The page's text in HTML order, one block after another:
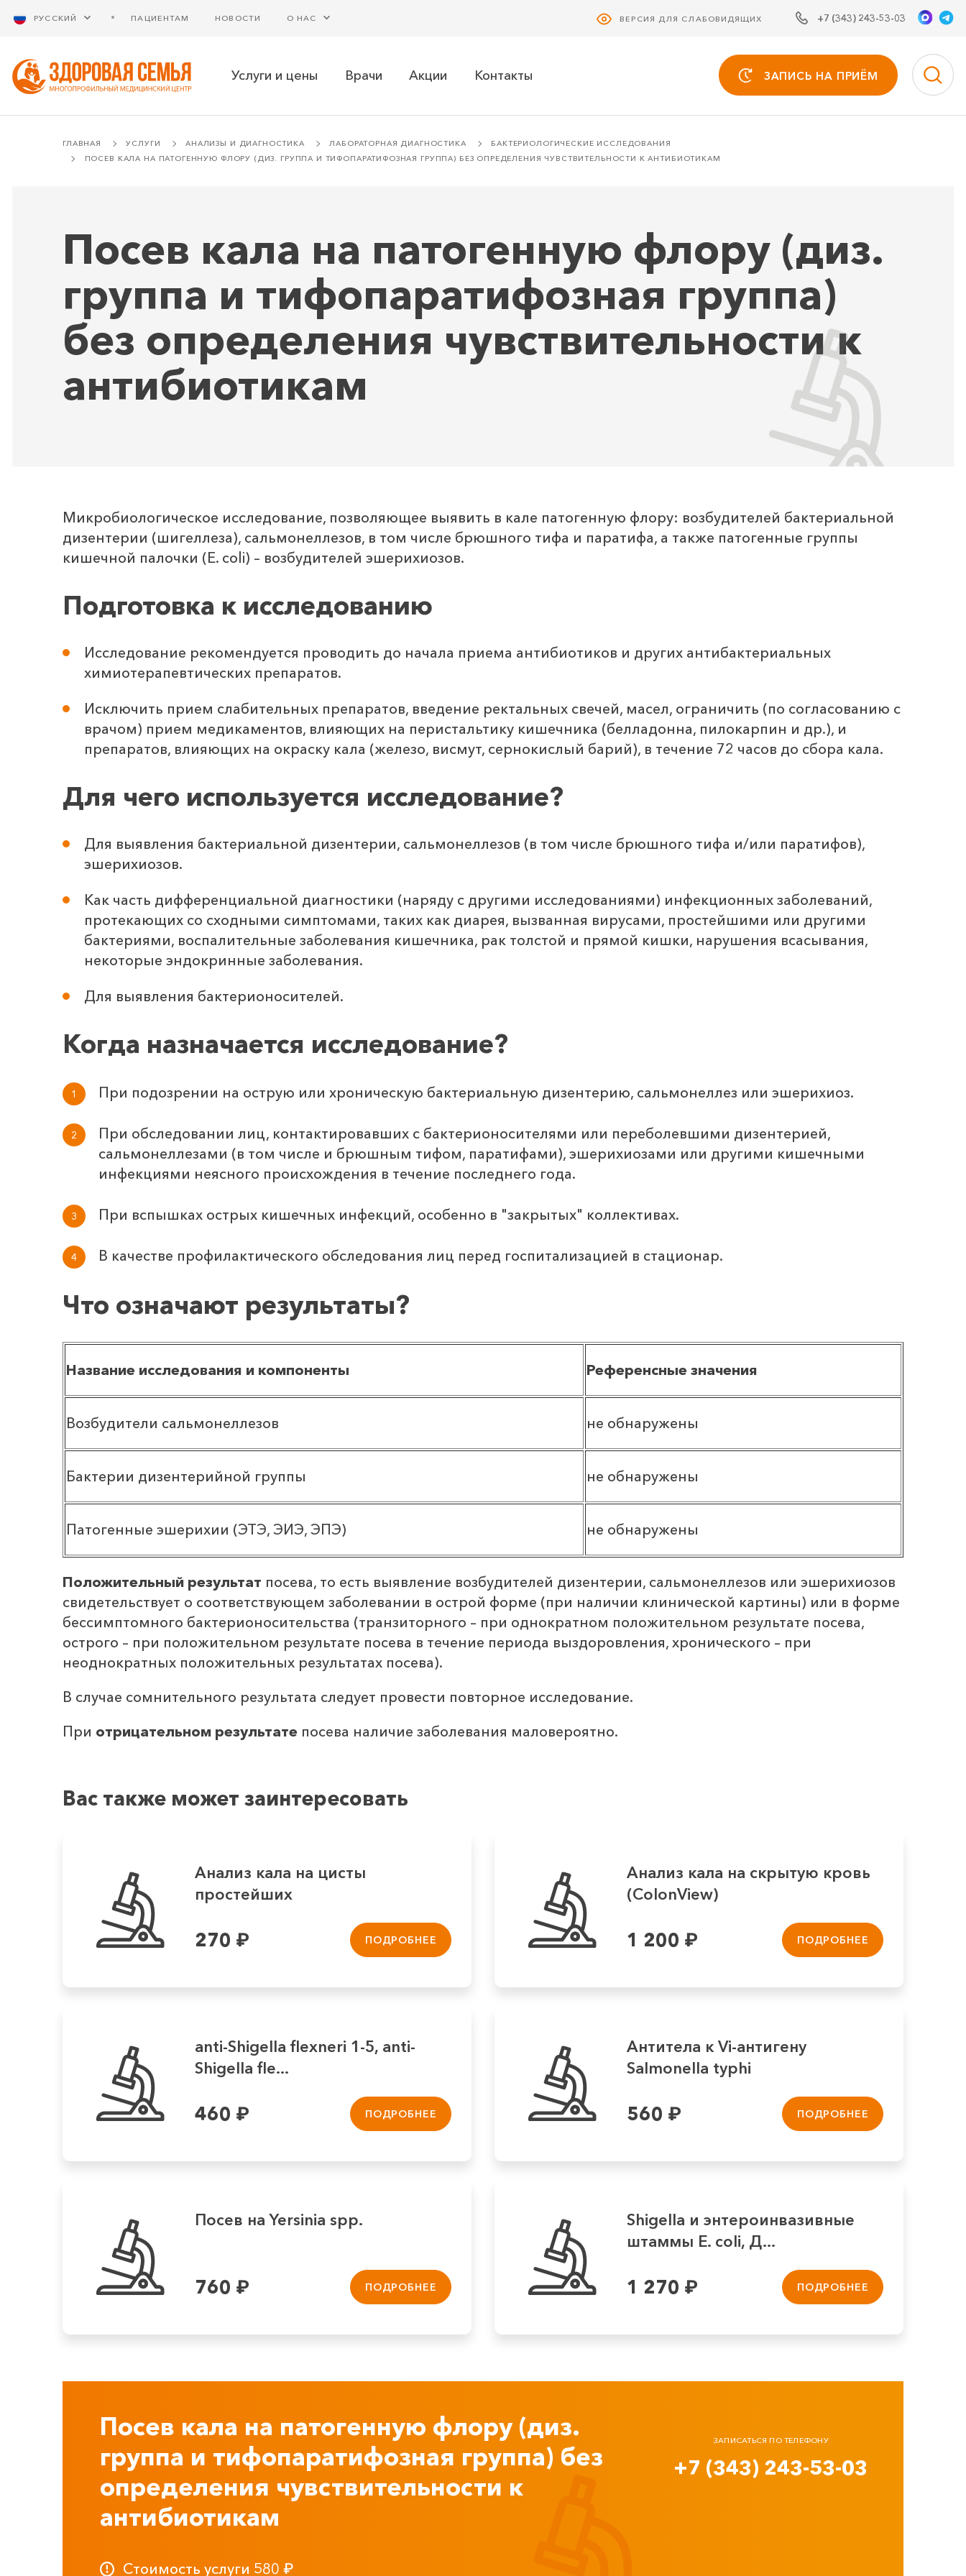
РУССКИЙ ПАЦИЕНТАМ НОВОСТИ О НАС ВЕРСИЯ ДЛЯ СЛАБОВИДЯЩИХ +7 (343) 243-53-03
Услуги и цены Врачи Акции Контакты ЗАПИСЬ НА ПРИЁМ
ГЛАВНАЯ УСЛУГИ АНАЛИЗЫ И ДИАГНОСТИКА ЛАБОРАТОРНАЯ ДИАГНОСТИКА
БАКТЕРИОЛОГИЧЕСКИЕ ИССЛЕДОВАНИЯ
ПОСЕВ КАЛА НА ПАТОГЕННУЮ ФЛОРУ (ДИЗ. ГРУППА И ТИФОПАРАТИФОЗНАЯ ГРУППА) БЕЗ ОПРЕДЕЛЕНИЯ ЧУВСТВИТЕЛЬНОСТИ К АНТИБИОТИКАМ
Посев кала на патогенную флору (диз.
группа и тифопаратифозная группа)
без определения чувствительности к
антибиотикам
Микробиологическое исследование, позволяющее выявить в кале патогенную флору: возбудителей бактериальной
дизентерии (шигеллеза), сальмонеллезов, в том числе брюшного тифа и паратифа, а также патогенные группы
кишечной палочки (E. coli) – возбудителей эшерихиозов.
Подготовка к исследованию
Исследование рекомендуется проводить до начала приема антибиотиков и других антибактериальных
химиотерапевтических препаратов.
Исключить прием слабительных препаратов, введение ректальных свечей, масел, ограничить (по согласованию с
врачом) прием медикаментов, влияющих на перистальтику кишечника (белладонна, пилокарпин и др.), и
препаратов, влияющих на окраску кала (железо, висмут, сернокислый барий), в течение 72 часов до сбора кала.
Для чего используется исследование?
Для выявления бактериальной дизентерии, сальмонеллезов (в том числе брюшного тифа и/или паратифов),
эшерихиозов.
Как часть дифференциальной диагностики (наряду с другими исследованиями) инфекционных заболеваний,
протекающих со сходными симптомами, таких как диарея, вызванная вирусами, простейшими или другими
бактериями, воспалительные заболевания кишечника, рак толстой и прямой кишки, нарушения всасывания,
некоторые эндокринные заболевания.
Для выявления бактерионосителей.
Когда назначается исследование?
При подозрении на острую или хроническую бактериальную дизентерию, сальмонеллез или эшерихиоз.
При обследовании лиц, контактировавших с бактерионосителями или переболевшими дизентерией,
сальмонеллезами (в том числе и брюшным тифом, паратифами), эшерихиозами или другими кишечными
инфекциями неясного происхождения в течение последнего года.
При вспышках острых кишечных инфекций, особенно в "закрытых" коллективах.
В качестве профилактического обследования лиц перед госпитализацией в стационар.
Что означают результаты?
Название исследования и компоненты Референсные значения
Возбудители сальмонеллезов не обнаружены
Бактерии дизентерийной группы не обнаружены
Патогенные эшерихии (ЭТЭ, ЭИЭ, ЭПЭ) не обнаружены
Положительный результат посева, то есть выявление возбудителей дизентерии, сальмонеллезов или эшерихиозов
свидетельствует о соответствующем заболевании в острой форме (при наличии клинической картины) или в форме
бессимптомного бактерионосительства (транзиторного – при однократном положительном результате посева,
острого – при положительном результате посева в течение периода выздоровления, хронического – при
неоднократных положительных результатах посева).
В случае сомнительного результата следует провести повторное исследование.
При отрицательном результате посева наличие заболевания маловероятно.
Вас также может заинтересовать
Анализ кала на цисты
простейших
270 ₽ ПОДРОБНЕЕ
Анализ кала на скрытую кровь
(ColonView)
1 200 ₽ ПОДРОБНЕЕ
anti-Shigella flexneri 1-5, anti-
Shigella fle...
460 ₽ ПОДРОБНЕЕ
Антитела к Vi-aнтигену
Salmonella typhi
560 ₽ ПОДРОБНЕЕ
Посев на Yersinia spp.
760 ₽ ПОДРОБНЕЕ
Shigella и энтероинвазивные
штаммы E. coli, Д...
1 270 ₽ ПОДРОБНЕЕ
Посев кала на патогенную флору (диз.
группа и тифопаратифозная группа) без
определения чувствительности к
антибиотикам
Стоимость услуги 580 ₽
ЗАПИСАТЬСЯ ПО ТЕЛЕФОНУ
+7 (343) 243-53-03